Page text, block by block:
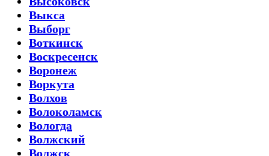
Выкса
Выборг
Воткинск
Воскресенск
Воронеж
Воркута
Волхов
Волоколамск
Вологда
Волжский
Волжск